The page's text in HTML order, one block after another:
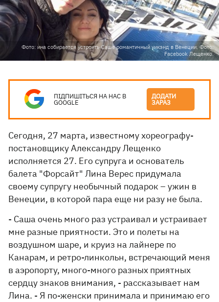
Фото: ина собирается устроить Саше романтичный уикэнд в Венеции. Фото:
Facebook Лещенко.
ПІДПИШІТЬСЯ НА НАС В
GOOGLE
ДОДАТИ
ЗАРАЗ
Сегодня, 27 марта, известному хореографу-
постановщику Александру Лещенко
исполняется 27. Его супруга и основатель
балета "Форсайт" Лина Верес придумала
своему супругу необычный подарок – ужин в
Венеции, в которой пара еще ни разу не была.
- Саша очень много раз устраивал и устраивает
мне разные приятности. Это и полеты на
воздушном шаре, и круиз на лайнере по
Канарам, и ретро-линкольн, встречающий меня
в аэропорту, много-много разных приятных
сердцу знаков внимания, - рассказывает нам
Лина. - Я по-женски принимала и принимаю его